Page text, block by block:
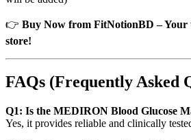
👉 Buy Now from FitNotionBD – Your
store!
FAQs (Frequently Asked
Q1: Is the MEDIRON Blood Glucose
Yes, it provides reliable and clinically